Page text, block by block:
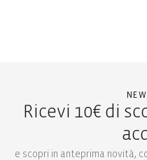
Ricevi 10€ di
e scopri in anteprima novità,